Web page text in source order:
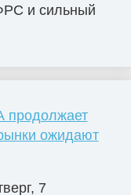
и сильный
продолжает
ожидают
7